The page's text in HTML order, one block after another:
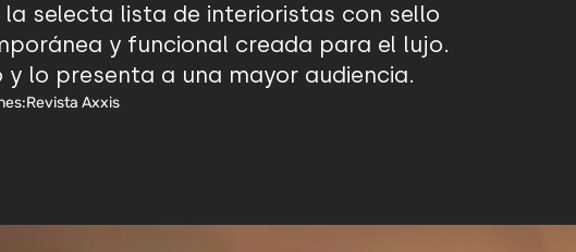
selecta lista de interioristas con sello
y funcional creada para el lujo.
lo presenta a una mayor audiencia.
Revista Axxis